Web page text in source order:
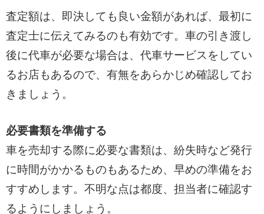
査定額は、即決しても良い金額があれば、最初に
査定士に伝えてみるのも有効です。車の引き渡し
後に代車が必要な場合は、代車サービスをしてい
るお店もあるので、有無をあらかじめ確認してお
きましょう。
必要書類を準備する
車を売却する際に必要な書類は、紛失時など発行
に時間がかかるものもあるため、早めの準備をお
すすめします。不明な点は都度、担当者に確認す
るようにしましょう。